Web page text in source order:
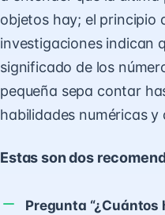
objetos hay; el principio
investigaciones indican
significado de los
pequeña sepa contar
habilidades numéricas y
Estas son dos
Pregunta “¿Cuántos